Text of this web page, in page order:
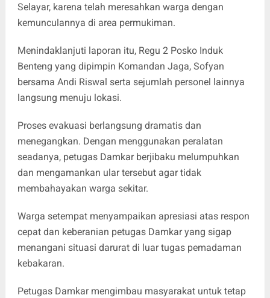
Selayar, karena telah meresahkan warga dengan
kemunculannya di area permukiman.
Menindaklanjuti laporan itu, Regu 2 Posko Induk
Benteng yang dipimpin Komandan Jaga, Sofyan
bersama Andi Riswal serta sejumlah personel lainnya
langsung menuju lokasi.
‎Proses evakuasi berlangsung dramatis dan
menegangkan. Dengan menggunakan peralatan
seadanya, petugas Damkar berjibaku melumpuhkan
dan mengamankan ular tersebut agar tidak
membahayakan warga sekitar.
Warga setempat menyampaikan apresiasi atas respon
cepat dan keberanian petugas Damkar yang sigap
menangani situasi darurat di luar tugas pemadaman
kebakaran.
‎Petugas Damkar mengimbau masyarakat untuk tetap